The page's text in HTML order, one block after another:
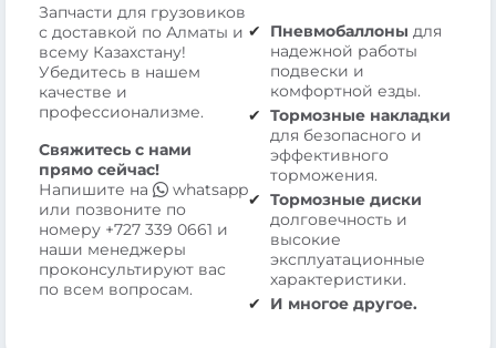
Запчасти для грузовиков
с доставкой по Алматы и
всему Казахстану!
Убедитесь в нашем
качестве и
профессионализме.
Свяжитесь с нами
прямо сейчас!
Напишите на
whatsapp
или позвоните по
номеру +727 339 0661 и
наши менеджеры
проконсультируют вас
по всем вопросам.
Пневмобаллоны для
надежной работы
подвески и
комфортной езды.
Тормозные накладки
для безопасного и
эффективного
торможения.
Тормозные диски
долговечность и
высокие
эксплуатационные
характеристики.
И многое другое.